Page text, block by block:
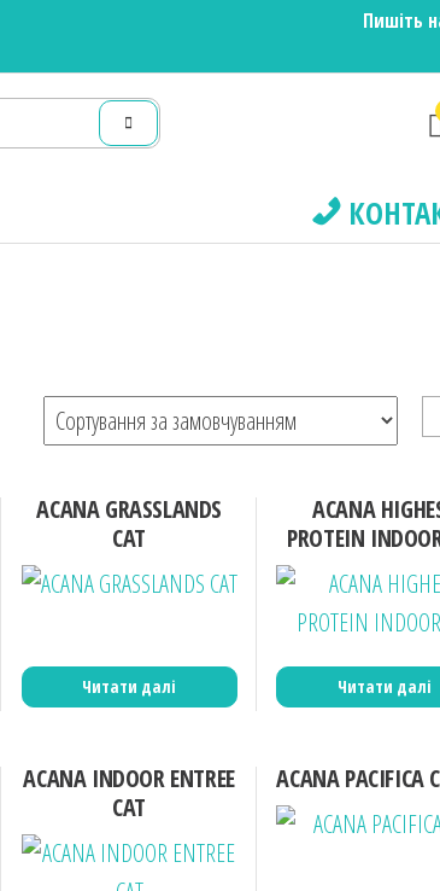
Пишіть
ACANA GRASSLANDS
CAT
Читати далі
ACANA
PROTEIN
Читати далі
ACANA INDOOR ENTREE
CAT
ACANA PACIFICA